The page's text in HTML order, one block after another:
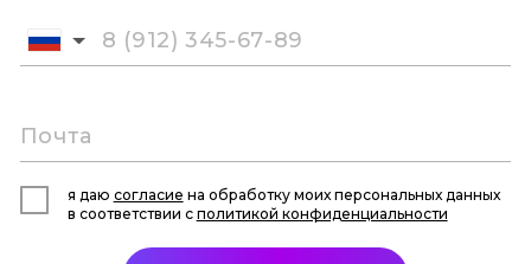
я даю согласие на обработку моих персональных данных
в соответствии с политикой конфиденциальности